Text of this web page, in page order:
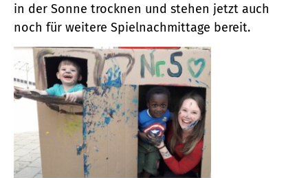
in der Sonne trocknen und stehen jetzt auch
noch für weitere Spielnachmittage bereit.